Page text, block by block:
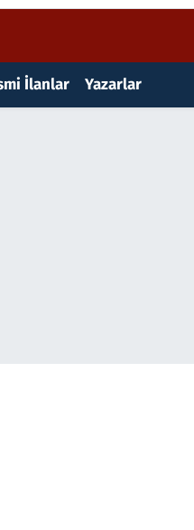
İlanlar Yazarlar